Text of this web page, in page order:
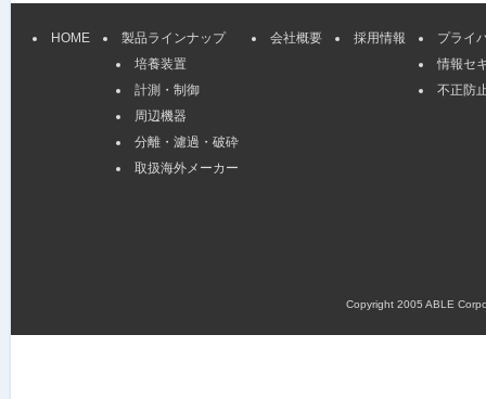
HOME
製品ラインナップ
培養装置
計測・制御
周辺機器
分離・濾過・破砕
取扱海外メーカー
会社概要 採用情報
プライ
情報セ
不正防
Copyright 2005 ABLE